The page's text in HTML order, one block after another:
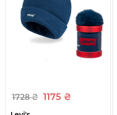
1728 ₴ 1175 ₴